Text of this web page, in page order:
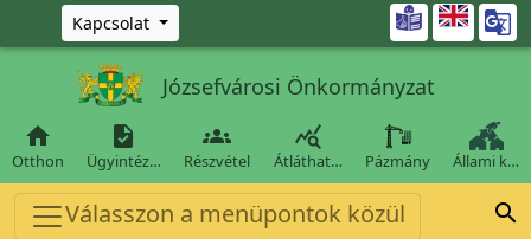
Ugrás a fő tartalomra
Kapcsolat 
Józsefvárosi Önkormányzat

Otthon

Ügyintéz…

Részvétel

Átláthat… Pázmány Állami k…
Válasszon a menüpontok közül 